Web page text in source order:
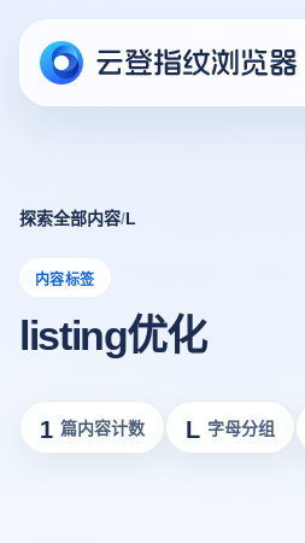
探索全部内容/L
内容标签
listing优化
1 篇内容计数 L 字母分组